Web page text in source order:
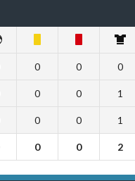
0 0 0
0 0 1
0 0 1
0 0 2